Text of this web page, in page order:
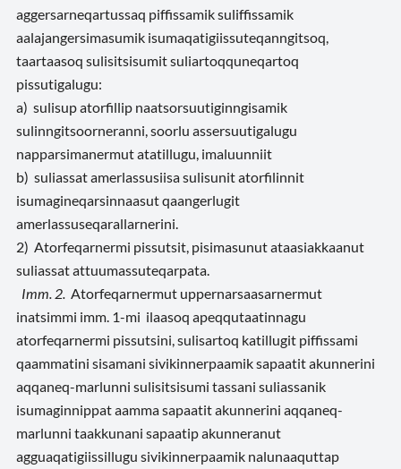
aggersarneqartussaq piffissamik suliffissamik
aalajangersimasumik isumaqatigiissuteqanngitsoq,
taartaasoq sulisitsisumit suliartoqquneqartoq
pissutigalugu:
a) sulisup atorfillip naatsorsuutiginngisamik
sulinngitsoorneranni, soorlu assersuutigalugu
napparsimanermut atatillugu, imaluunniit
b) suliassat amerlassusiisa sulisunit atorfilinnit
isumagineqarsinnaasut qaangerlugit
amerlassuseqarallarnerini.
2) Atorfeqarnermi pissutsit, pisimasunut ataasiakkaanut
suliassat attuumassuteqarpata.
Imm. 2. Atorfeqarnermut uppernarsaasarnermut
inatsimmi imm. 1-mi ilaasoq apeqqutaatinnagu
atorfeqarnermi pissutsini, sulisartoq katillugit piffissami
qaammatini sisamani sivikinnerpaamik sapaatit akunnerini
aqqaneq-marlunni sulisitsisumi tassani suliassanik
isumaginnippat aamma sapaatit akunnerini aqqaneq-
marlunni taakkunani sapaatip akunneranut
agguaqatigiissillugu sivikinnerpaamik nalunaaquttap